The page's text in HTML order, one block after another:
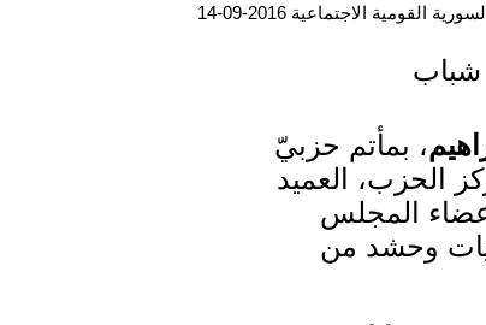
القومية الاجتماعية 2016-09-14
شباب
، بمأتم حزبيّ
الحزب، العميد
المجلس
وحشد من